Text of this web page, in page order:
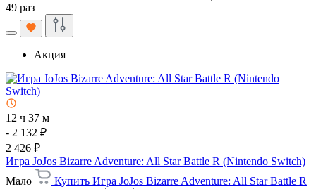
49 раз
Акция
12 ч 37 м
- 2 132 ₽
2 426 ₽
Игра JoJos Bizarre Adventure: All Star Battle R (Nintendo Switch)
Мало
Купить Игра JoJos Bizarre Adventure: All Star Battle R